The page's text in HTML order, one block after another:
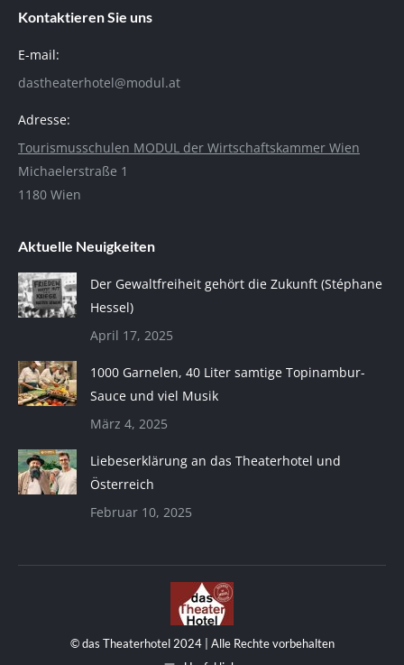
Kontaktieren Sie uns
E-mail:
dastheaterhotel@modul.at
Adresse:
Tourismusschulen MODUL der Wirtschaftskammer Wien
Michaelerstraße 1
1180 Wien
Aktuelle Neuigkeiten
Der Gewaltfreiheit gehört die Zukunft (Stéphane
Hessel)
April 17, 2025
1000 Garnelen, 40 Liter samtige Topinambur-
Sauce und viel Musik
März 4, 2025
Liebeserklärung an das Theaterhotel und
Österreich
Februar 10, 2025
© das Theaterhotel 2024 | Alle Rechte vorbehalten